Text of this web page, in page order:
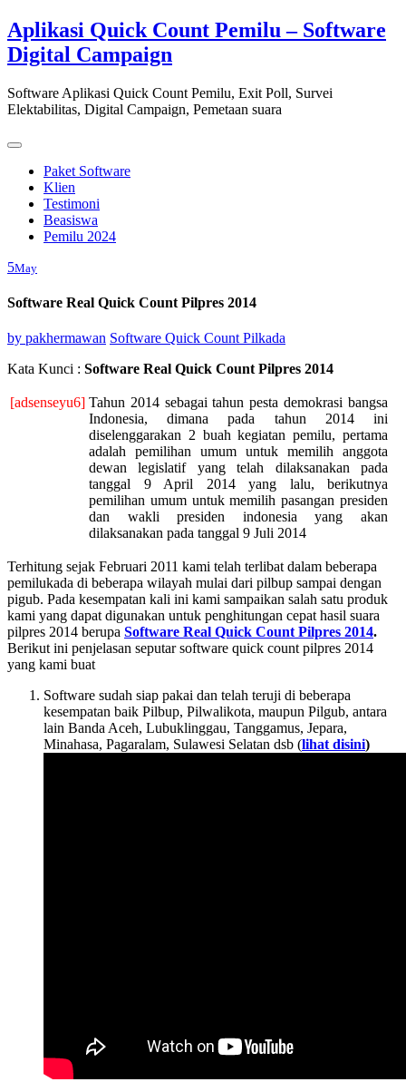
Skip
to
content
Aplikasi Quick Count Pemilu – Software
Digital Campaign
Software Aplikasi Quick Count Pemilu, Exit Poll, Survei
Elektabilitas, Digital Campaign, Pemetaan suara
Paket Software
Klien
Testimoni
Beasiswa
Pemilu 2024
5May
Software Real Quick Count Pilpres 2014
by pakhermawan Software Quick Count Pilkada
Kata Kunci : Software Real Quick Count Pilpres 2014
[adsenseyu6] Tahun 2014 sebagai tahun pesta demokrasi bangsa
Indonesia, dimana pada tahun 2014 ini
diselenggarakan 2 buah kegiatan pemilu, pertama
adalah pemilihan umum untuk memilih anggota
dewan legislatif yang telah dilaksanakan pada
tanggal 9 April 2014 yang lalu, berikutnya
pemilihan umum untuk memilih pasangan presiden
dan wakli presiden indonesia yang akan
dilaksanakan pada tanggal 9 Juli 2014
Terhitung sejak Februari 2011 kami telah terlibat dalam beberapa
pemilukada di beberapa wilayah mulai dari pilbup sampai dengan
pigub. Pada kesempatan kali ini kami sampaikan salah satu produk
kami yang dapat digunakan untuk penghitungan cepat hasil suara
pilpres 2014 berupa Software Real Quick Count Pilpres 2014.
Berikut ini penjelasan seputar software quick count pilpres 2014
yang kami buat
Software sudah siap pakai dan telah teruji di beberapa
kesempatan baik Pilbup, Pilwalikota, maupun Pilgub, antara
lain Banda Aceh, Lubuklinggau, Tanggamus, Jepara,
Minahasa, Pagaralam, Sulawesi Selatan dsb (lihat disini)